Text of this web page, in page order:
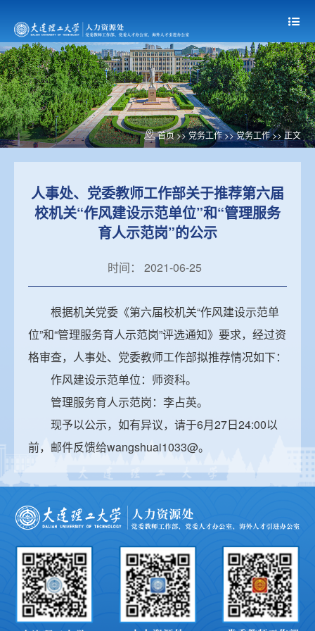
首页>> 党务工作 >>党务工作>> 正文
人事处、党委教师工作部关于推荐第六届
校机关“作风建设示范单位”和“管理服务
育人示范岗”的公示
时间： 2021-06-25
根据机关党委《第六届校机关“作风建设示范单
位”和“管理服务育人示范岗”评选通知》要求，经过资
格审查，人事处、党委教师工作部拟推荐情况如下：
作风建设示范单位：师资科。
管理服务育人示范岗：李占英。
现予以公示，如有异议，请于6月27日24:00以
前，邮件反馈给wangshuai1033@。